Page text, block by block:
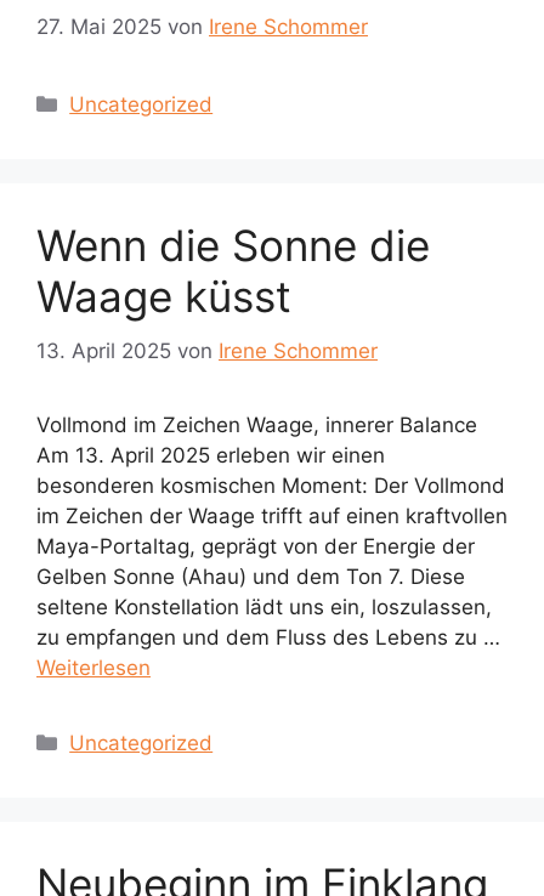
27. Mai 2025 von Irene Schommer
Kategorien
Uncategorized
Wenn die Sonne die
Waage küsst
13. April 2025 von Irene Schommer
Vollmond im Zeichen Waage, innerer Balance
Am 13. April 2025 erleben wir einen
besonderen kosmischen Moment: Der Vollmond
im Zeichen der Waage trifft auf einen kraftvollen
Maya-Portaltag, geprägt von der Energie der
Gelben Sonne (Ahau) und dem Ton 7. Diese
seltene Konstellation lädt uns ein, loszulassen,
zu empfangen und dem Fluss des Lebens zu …
Weiterlesen
Kategorien
Uncategorized
Neubeginn im Einklang